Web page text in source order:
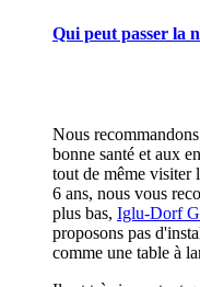
Qui peut passer la
Nous recommandons
bonne santé et aux
tout de même visiter
6 ans, nous vous
plus bas, Iglu-Dorf
proposons pas
comme une table à